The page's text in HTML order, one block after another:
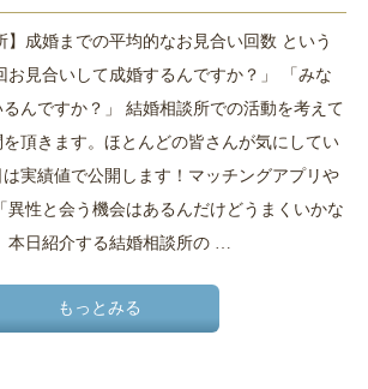
】成婚までの平均的なお見合い回数 という
お見合いして成婚するんですか？」 「みな
んですか？」 結婚相談所での活動を考えて
頂きます。ほとんどの皆さんが気にしてい
実績値で公開します！マッチングアプリや
異性と会う機会はあるんだけどうまくいかな
本日紹介する結婚相談所の …
もっとみる